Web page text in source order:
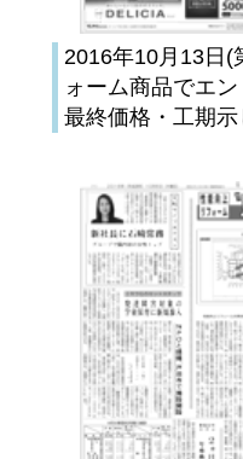
2016年10月13日(
ォーム商品でエン
最終価格・工期